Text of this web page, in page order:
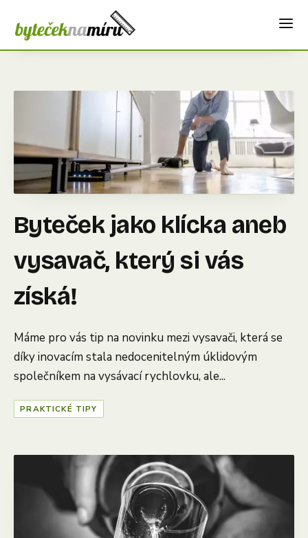
Byteček jako klícka aneb
vysavač, který si vás
získá!
Máme pro vás tip na novinku mezi vysavači, která se
díky inovacím stala nedocenitelným úklidovým
společníkem na vysávací rychlovku, ale...
PRAKTICKÉ TIPY